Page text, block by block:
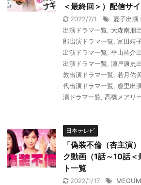
＜最終回＞）配信サ
2022/7/1 夏子出演
出演ドラマ一覧
大森南朋
郎出演ドラマ一覧 富田靖
出演ドラマ一覧 平山祐介
出演ドラマ一覧 瀬戸康史
敦出演ドラマ一覧
若月佑
代出演ドラマ一覧
趣里出
演ドラマ一覧 高橋メアリ
日本テレビ
「偽装不倫（杏主演
ク動画（1話～10話＜
ト一覧
2022/1/17